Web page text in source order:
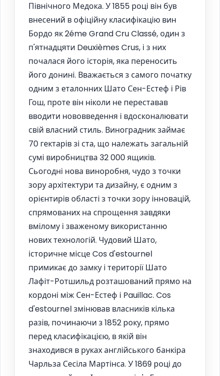
Північного Медока. У 1855 році він був
внесений в офіційну класифікацію вин
Бордо як 2éme Grand Cru Classé, один з
п'ятнадцяти Deuxièmes Crus, і з них
почалася його історія, яка переносить
його донині. Вважається з самого початку
одним з еталонних Шато Сен-Естеф і Рів
Гош, проте він ніколи не переставав
вводити нововведення і вдосконалювати
свій власний стиль. Виноградник займає
70 гектарів зі ста, що належать загальній
сумі виробництва 32 000 ящиків.
Сьогодні нова виноробня, чудо з точки
зору архітектури та дизайну, є одним з
орієнтирів області з точки зору інновацій,
спрямованих на спрощення завдяки
вмілому і зваженому використанню
нових технологій. Чудовий Шато,
історичне місце Cos d'estournel
примикає до замку і території Шато
Лафіт-Ротшильд розташований прямо на
кордоні між Сен-Естеф і Pauillac. Cos
d'estournel змінював власників кілька
разів, починаючи з 1852 року, прямо
перед класифікацією, в якій він
знаходився в руках англійського банкіра
Чарльза Сесіла Мартінса. У 1869 році до